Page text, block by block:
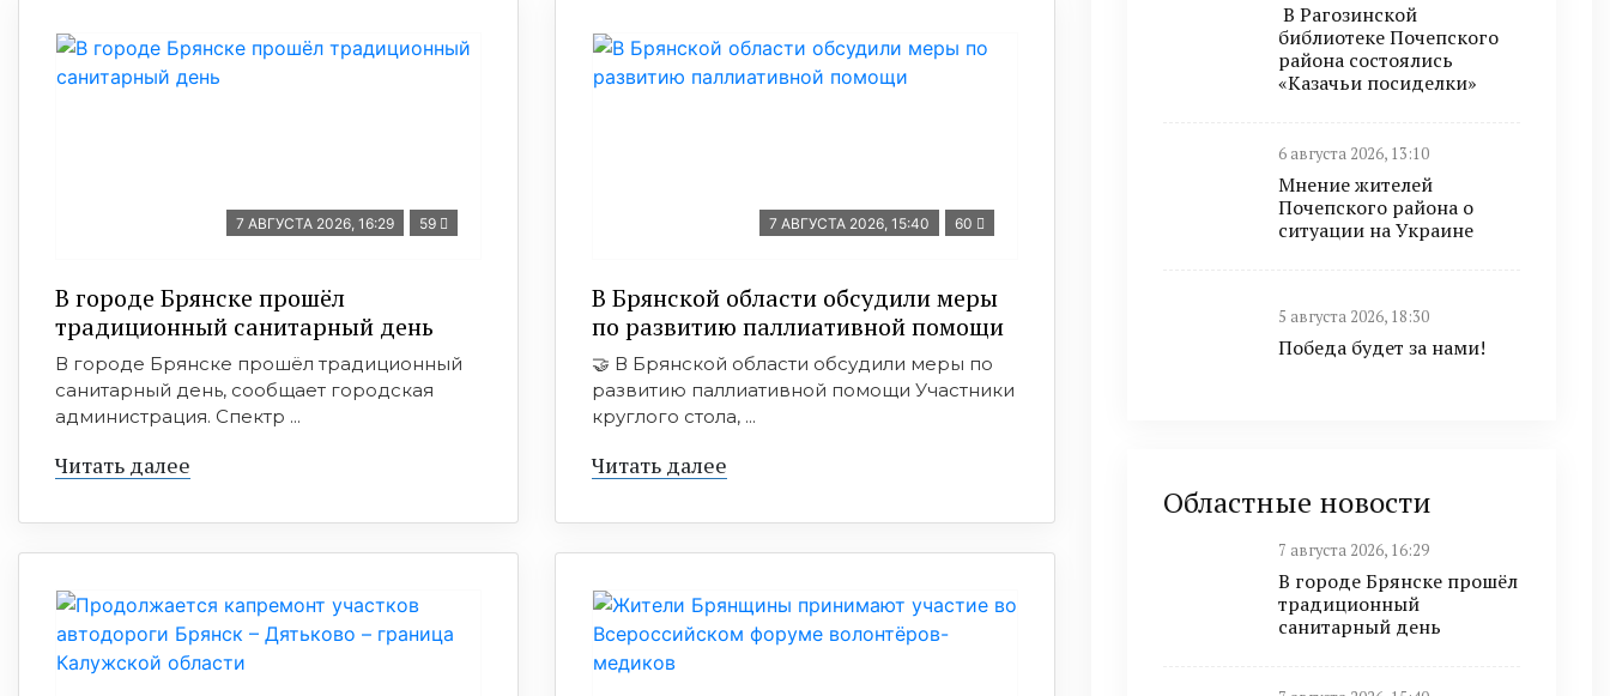
7 АВГУСТА 2026, 16:29 59
В городе Брянске прошёл
традиционный санитарный день
В городе Брянске прошёл традиционный
санитарный день, сообщает городская
администрация. Спектр ...
Читать далее
7 АВГУСТА 2026, 15:40 60
В Брянской области обсудили меры
по развитию паллиативной помощи
🤝 В Брянской области обсудили меры по
развитию паллиативной помощи Участники
круглого стола, ...
Читать далее
В Рагозинской
библиотеке Почепского
района состоялись
«Казачьи посиделки»
6 августа 2026, 13:10
Мнение жителей
Почепского района о
ситуации на Украине
5 августа 2026, 18:30
Победа будет за нами!
Областные новости
7 августа 2026, 16:29
В городе Брянске прошёл
традиционный
санитарный день